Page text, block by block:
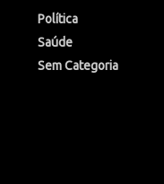
Política
Saúde
Sem Categoria